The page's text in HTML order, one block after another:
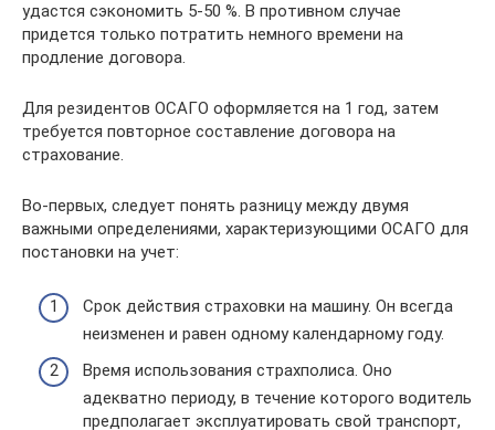
удастся сэкономить 5-50 %. В противном случае
придется только потратить немного времени на
продление договора.
Для резидентов ОСАГО оформляется на 1 год, затем
требуется повторное составление договора на
страхование.
Во-первых, следует понять разницу между двумя
важными определениями, характеризующими ОСАГО для
постановки на учет:
Срок действия страховки на машину. Он всегда
неизменен и равен одному календарному году.
Время использования страхполиса. Оно
адекватно периоду, в течение которого водитель
предполагает эксплуатировать свой транспорт,